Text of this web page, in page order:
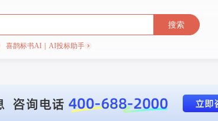
搜索
喜鹊标书AI｜AI投标助手